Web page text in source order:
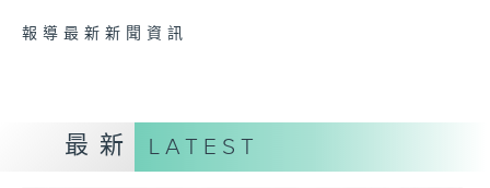
報導最新新聞資訊
最新 LATEST